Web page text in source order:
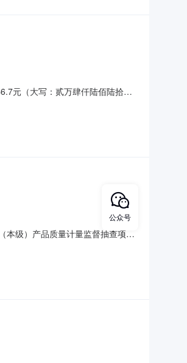
元（大写：贰万肆仟陆佰陆拾陆
楼418总务科2办公室。（三）供
本级）产品质量计量监督抽查项目
要求或标的基本概况：七、其它
公众号